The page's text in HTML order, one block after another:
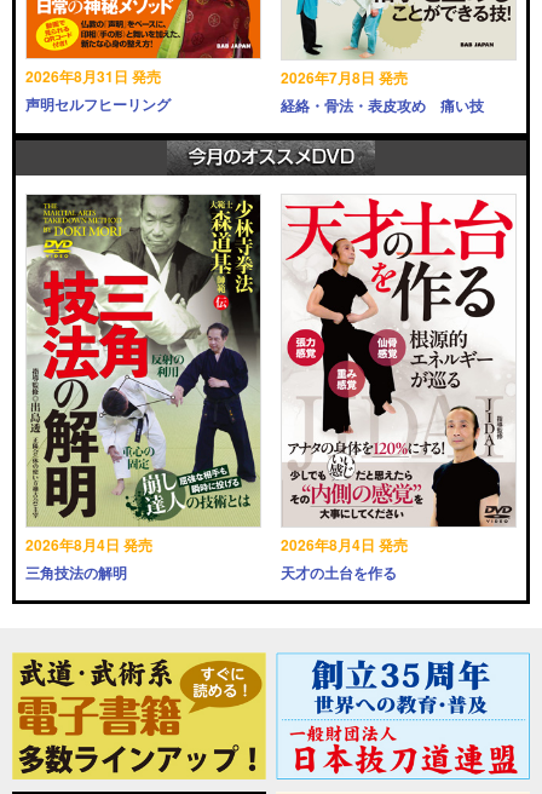
2026年8月31日 発売
声明セルフヒーリング
2026年7月8日 発売
経絡・骨法・表皮攻め 痛い技
2026年8月4日 発売
三角技法の解明
2026年8月4日 発売
天才の土台を作る